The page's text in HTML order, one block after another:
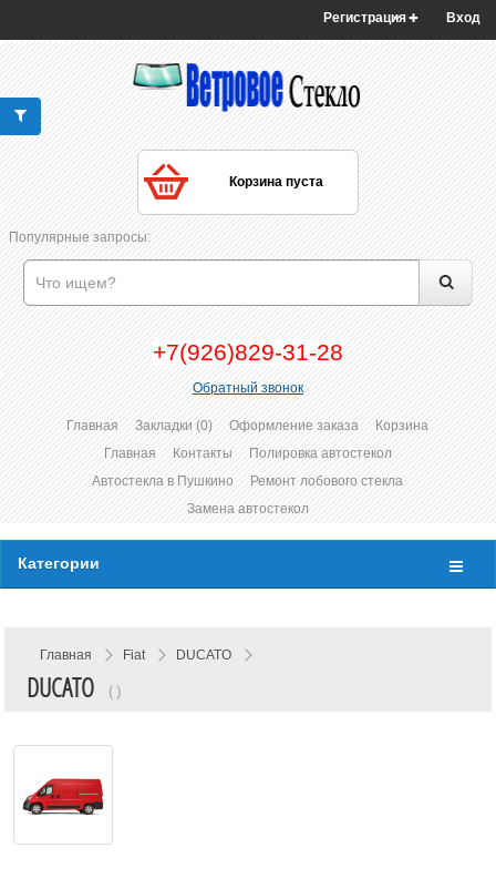
Вход
Регистрация
Корзина пуста
Популярные запросы:
+7(926)829-31-28
Обратный звонок
Главная Закладки (0) Оформление заказа
Корзина
Главная
Контакты
Полировка автостекол
Автостекла в Пушкино
Ремонт лобового стекла
Замена автостекол
Категории
Главная Fiat DUCATO
DUCATO ( )